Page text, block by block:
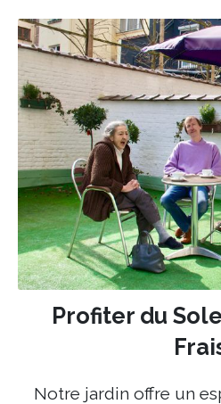
Profiter du
Notre jardin offre un